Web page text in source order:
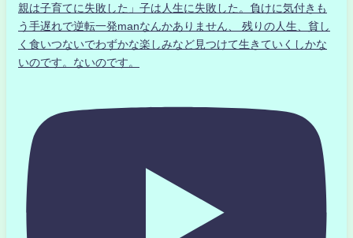
親は子育てに失敗した」子は人生に失敗した。負けに気付きも
う手遅れで逆転一発manなんかありません、 残りの人生、貧し
く食いつないでわずかな楽しみなど見つけて生きていくしかな
いのです。ないのです。